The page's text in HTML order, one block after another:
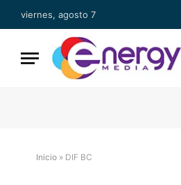
viernes, agosto 7
Inicio » DIF BC